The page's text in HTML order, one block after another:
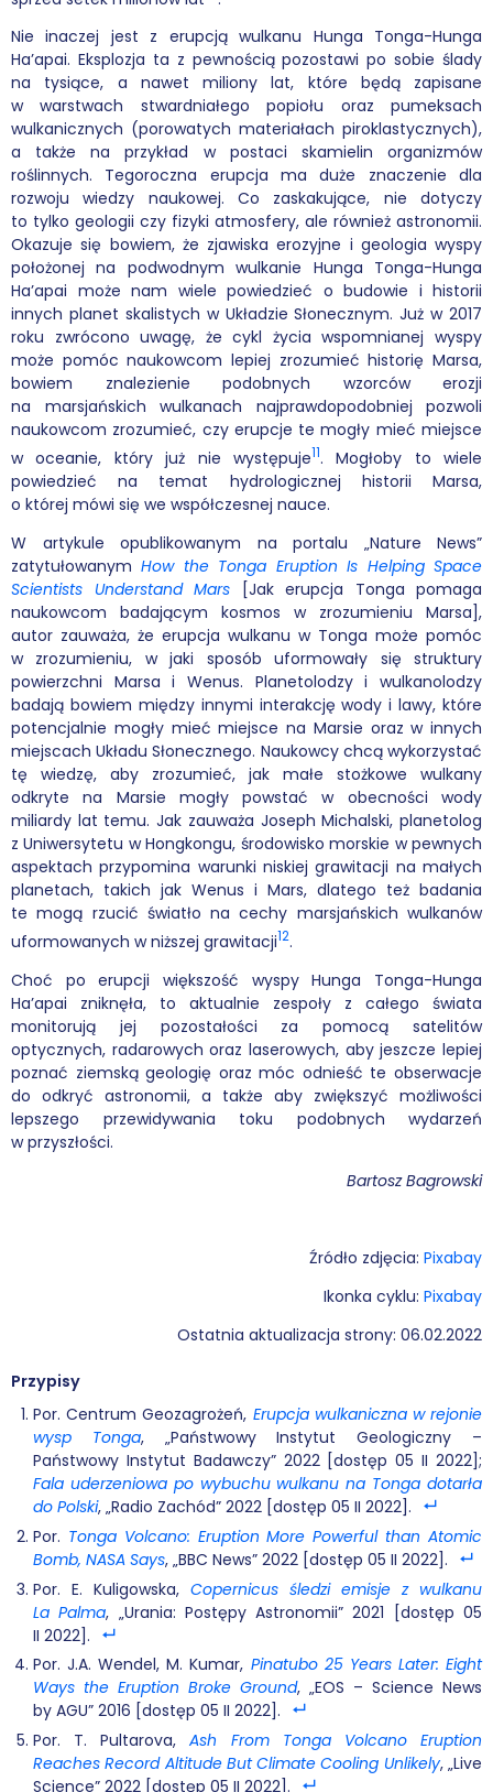
Nie inaczej jest z erupcją wulkanu Hunga Tonga-Hunga
Ha’apai. Eksplozja ta z pewnością pozostawi po sobie ślady
na tysiące, a nawet miliony lat, które będą zapisane
w warstwach stwardniałego popiołu oraz pumeksach
wulkanicznych (porowatych materiałach piroklastycznych),
a także na przykład w postaci skamielin organizmów
roślinnych. Tegoroczna erupcja ma duże znaczenie dla
rozwoju wiedzy naukowej. Co zaskakujące, nie dotyczy
to tylko geologii czy fizyki atmosfery, ale również astronomii.
Okazuje się bowiem, że zjawiska erozyjne i geologia wyspy
położonej na podwodnym wulkanie Hunga Tonga-Hunga
Ha’apai może nam wiele powiedzieć o budowie i historii
innych planet skalistych w Układzie Słonecznym. Już w 2017
roku zwrócono uwagę, że cykl życia wspomnianej wyspy
może pomóc naukowcom lepiej zrozumieć historię Marsa,
bowiem znalezienie podobnych wzorców erozji
na marsjańskich wulkanach najprawdopodobniej pozwoli
naukowcom zrozumieć, czy erupcje te mogły mieć miejsce
w oceanie, który już nie występuje11. Mogłoby to wiele
powiedzieć na temat hydrologicznej historii Marsa,
o której mówi się we współczesnej nauce.
W artykule opublikowanym na portalu „Nature News”
zatytułowanymHow the Tonga Eruption Is Helping Space
Scientists Understand Mars [Jak erupcja Tonga pomaga
naukowcom badającym kosmos w zrozumieniu Marsa],
autor zauważa, że erupcja wulkanu w Tonga może pomóc
w zrozumieniu, w jaki sposób uformowały się struktury
powierzchni Marsa i Wenus. Planetolodzy i wulkanolodzy
badają bowiem między innymi interakcję wody i lawy, które
potencjalnie mogły mieć miejsce na Marsie oraz w innych
miejscach Układu Słonecznego. Naukowcy chcą wykorzystać
tę wiedzę, aby zrozumieć, jak małe stożkowe wulkany
odkryte na Marsie mogły powstać w obecności wody
miliardy lat temu. Jak zauważa Joseph Michalski, planetolog
z Uniwersytetu w Hongkongu, środowisko morskie w pewnych
aspektach przypomina warunki niskiej grawitacji na małych
planetach, takich jak Wenus i Mars, dlatego też badania
te mogą rzucić światło na cechy marsjańskich wulkanów
uformowanych w niższej grawitacji12.
Choć po erupcji większość wyspy Hunga Tonga-Hunga
Ha’apai zniknęła, to aktualnie zespoły z całego świata
monitorują jej pozostałości za pomocą satelitów
optycznych, radarowych oraz laserowych, aby jeszcze lepiej
poznać ziemską geologię oraz móc odnieść te obserwacje
do odkryć astronomii, a także aby zwiększyć możliwości
lepszego przewidywania toku podobnych wydarzeń
w przyszłości.
Bartosz Bagrowski
Źródło zdjęcia: Pixabay
Ikonka cyklu: Pixabay
Ostatnia aktualizacja strony: 06.02.2022
Przypisy
Por. Centrum Geozagrożeń, Erupcja wulkaniczna w rejonie
wysp Tonga, „Państwowy Instytut Geologiczny –
Państwowy Instytut Badawczy” 2022 [dostęp 05 II 2022];
Fala uderzeniowa po wybuchu wulkanu na Tonga dotarła
do Polski, „Radio Zachód” 2022 [dostęp 05 II 2022].
Por. Tonga Volcano: Eruption More Powerful than Atomic
Bomb, NASA Says, „BBC News” 2022 [dostęp 05 II 2022].
Por. E. Kuligowska, Copernicus śledzi emisje z wulkanu
La Palma, „Urania: Postępy Astronomii” 2021 [dostęp 05
II 2022].
Por. J.A. Wendel, M. Kumar, Pinatubo 25 Years Later: Eight
Ways the Eruption Broke Ground, „EOS – Science News
by AGU” 2016 [dostęp 05 II 2022].
Por. T. Pultarova,Ash From Tonga Volcano Eruption
Reaches Record Altitude But Climate Cooling Unlikely, „Live
Science” 2022 [dostęp 05 II 2022].